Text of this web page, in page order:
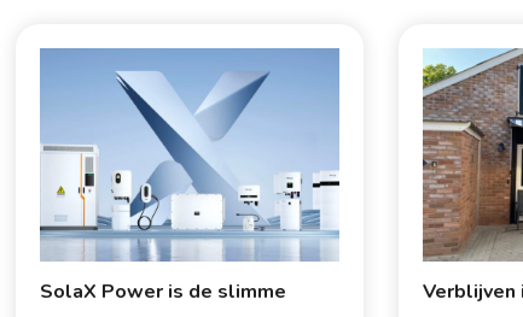
SolaX Power is de slimme
Verblijven